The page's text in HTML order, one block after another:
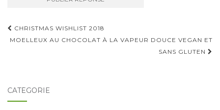
Navigation
d'article
CHRISTMAS WISHLIST 2018
MOELLEUX AU CHOCOLAT À LA VAPEUR DOUCE VEGAN ET
SANS GLUTEN
CATÉGORIE